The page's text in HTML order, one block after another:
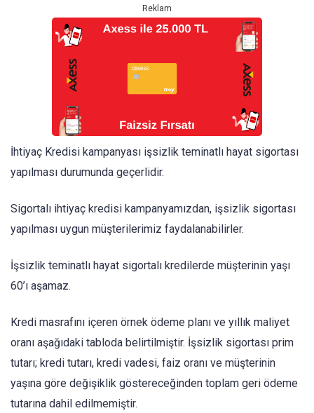
Reklam
İhtiyaç Kredisi kampanyası işsizlik teminatlı hayat sigortası
yapılması durumunda geçerlidir.
Sigortalı ihtiyaç kredisi kampanyamızdan, işsizlik sigortası
yapılması uygun müşterilerimiz faydalanabilirler.
İşsizlik teminatlı hayat sigortalı kredilerde müşterinin yaşı
60’ı aşamaz.
Kredi masrafını içeren örnek ödeme planı ve yıllık maliyet
oranı aşağıdaki tabloda belirtilmiştir. İşsizlik sigortası prim
tutarı; kredi tutarı, kredi vadesi, faiz oranı ve müşterinin
yaşına göre değişiklik göstereceğinden toplam geri ödeme
tutarına dahil edilmemiştir.